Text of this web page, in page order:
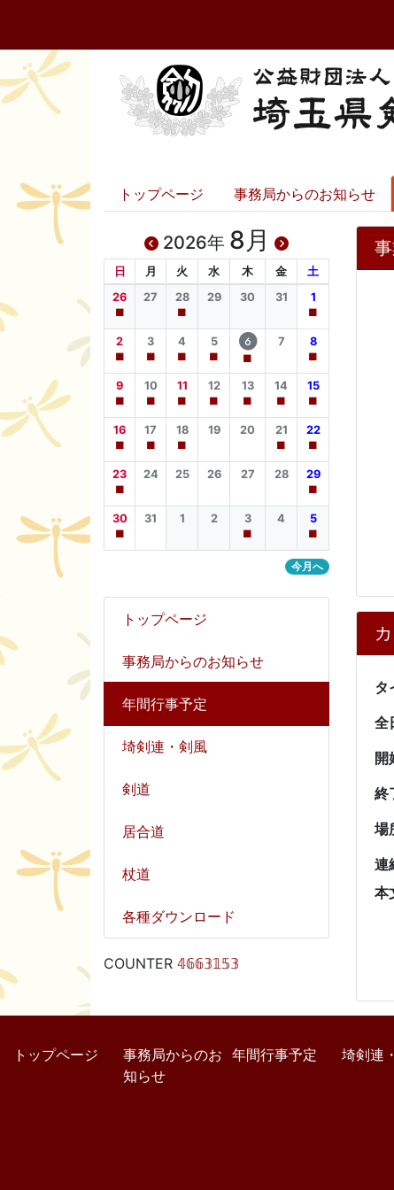
トップページ 事務局からのお知らせ
2026年 8月
日 月 火 水 木 金
土
26
■
27 28
■
29 30 31 1
■
2
■
3
■
4
■
5
■
6
■
7 8
■
9
■
10
■
11
■
12
■
13
■
14
■
15
■
16
■
17
■
18
■
19 20 21
■
22
■
23
■
24 25 26 27 28 29
■
30
■
31 1 2 3
■
4 5
■
今月へ
トップページ
事務局からのお知らせ
年間行事予定
埼剣連・剣風
剣道
居合道
杖道
各種ダウンロード
COUNTER 𝟜𝟞𝟞𝟛𝟙𝟝𝟛
タ
全
開
終
場
連
本
トップページ
事務局からのお
知らせ
年間行事予定 埼剣連